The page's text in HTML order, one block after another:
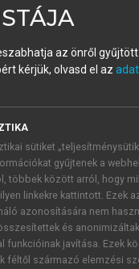
vagy hozz létre új
apróbaidőszak
FIÓKKAL
hozzáférés
az önről
kérjük, olvasd el az
sütiket
gyűjtenek a
többek között arról, hogy
linkekre kattintott. Ezek
azonosítására nem
és
funkcióinak javítása. Ezek
féltől származó elemzési